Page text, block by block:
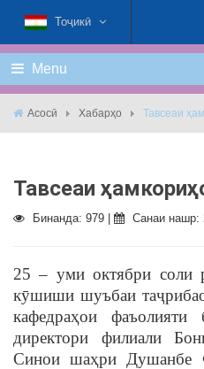
Тоҷикӣ
Menu
Асосӣ Хабарҳо Тавсеаи
Тавсеаи
Бинанда: 979 | Санаи нашр:
25 – уми октябри соли
кӯшиши шуъбаи
кафедраҳои
директори филиали
Синои шаҳри Душанбе